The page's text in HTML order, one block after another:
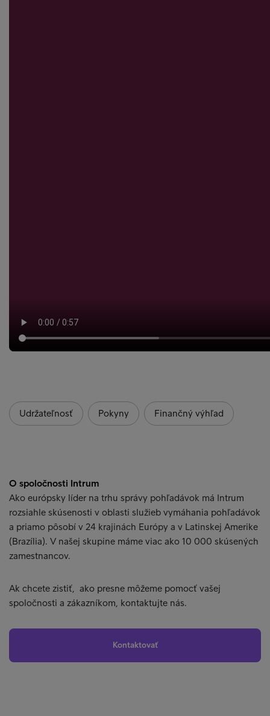
Udržateľnosť Pokyny Finančný výhľad
O spoločnosti Intrum
Ako európsky líder na trhu správy pohľadávok má Intrum
rozsiahle skúsenosti v oblasti služieb vymáhania pohľadávok
a priamo pôsobí v 24 krajinách Európy a v Latinskej Amerike
(Brazília). V našej skupine máme viac ako 10 000 skúsených
zamestnancov.
Ak chcete zistiť, ako presne môžeme pomocť vašej
spoločnosti a zákazníkom, kontaktujte nás.
Kontaktovať